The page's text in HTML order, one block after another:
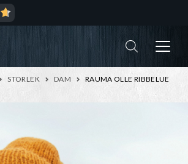
STORLEK DAM
RAUMA OLLE RIBBELUE